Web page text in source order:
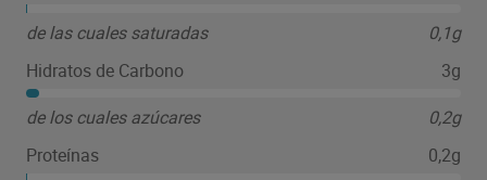
de las cuales saturadas
0,1g
Hidratos de Carbono
3g
de los cuales azúcares
0,2g
Proteínas
0,2g